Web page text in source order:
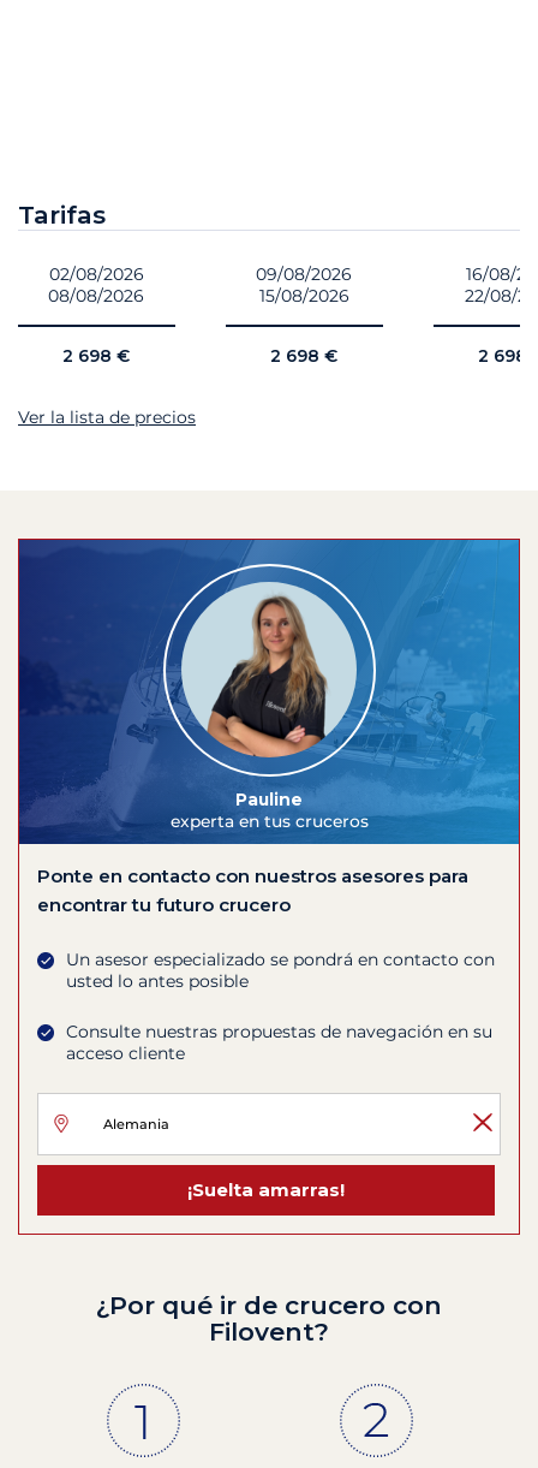
Tarifas
02/08/2026
08/08/2026
2 698 €
09/08/2026
15/08/2026
2 698 €
16/08/
22/08/
2 698
Ver la lista de precios
Pauline
experta en tus cruceros
Ponte en contacto con nuestros asesores para
encontrar tu futuro crucero
Un asesor especializado se pondrá en contacto con
usted lo antes posible
Consulte nuestras propuestas de navegación en su
acceso cliente
¡Suelta amarras!
¿Por qué ir de crucero con
Filovent?